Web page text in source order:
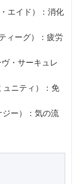
エイド）：消化
ィーグ）：疲労
ヴ・サーキュレ
ュニティ）：免
ジー）：気の流